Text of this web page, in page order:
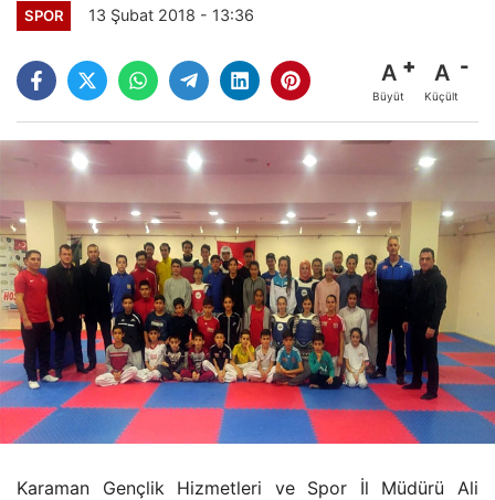
SPOR 13 Şubat 2018 - 13:36
A
Büyüt
A
Küçült
Karaman Gençlik Hizmetleri ve Spor İl Müdürü Ali